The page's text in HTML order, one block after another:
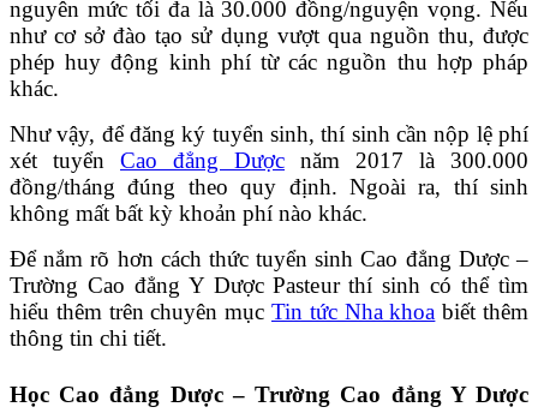
nguyên mức tối đa là 30.000 đồng/nguyện vọng. Nếu
như cơ sở đào tạo sử dụng vượt qua nguồn thu, được
phép huy động kinh phí từ các nguồn thu hợp pháp
khác.
Như vậy, để đăng ký tuyển sinh, thí sinh cần nộp lệ phí
xét tuyển Cao đẳng Dược năm 2017 là 300.000
đồng/tháng đúng theo quy định. Ngoài ra, thí sinh
không mất bất kỳ khoản phí nào khác.
Để nắm rõ hơn cách thức tuyển sinh Cao đẳng Dược –
Trường Cao đẳng Y Dược Pasteur thí sinh có thể tìm
hiểu thêm trên chuyên mục Tin tức Nha khoa biết thêm
thông tin chi tiết.
Học Cao đẳng Dược – Trường Cao đẳng Y Dược